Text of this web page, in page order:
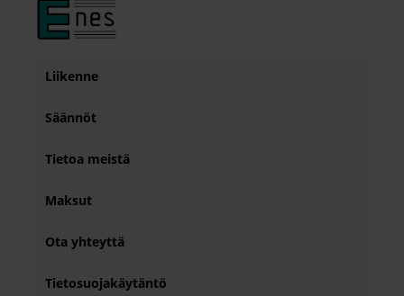
Liikenne
Säännöt
Tietoa meistä
Maksut
Ota yhteyttä
Tietosuojakäytäntö